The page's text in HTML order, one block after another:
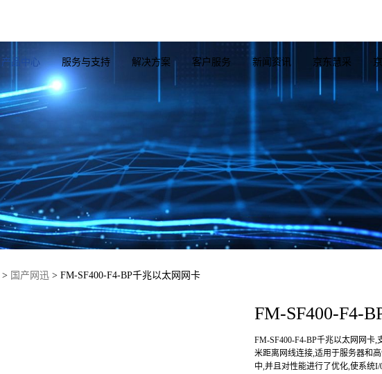
产品中心
光纤网卡 高速线缆 服务器系列
OCP网卡
千兆网卡
25G网卡
AOC线缆
MPO/MTP线缆
Server整机
GPU扩展板卡
服务与支持 解决方案 客户服务 新闻资讯 京东慧采
隔离网闸 光纤网卡
百兆/千兆级
万兆级
OCP网卡
千兆网卡
100G网卡
国产沐创
国产网迅
Intel前插卡
千兆光
万兆光
> 国产网迅 > FM-SF400-F4-BP千兆以太网网卡
FM-SF400-F4-
FM-SF400-F4-BP千兆以太网网卡,
米距离网线连接,适用于服务器和
中,并且对性能进行了优化,使系统